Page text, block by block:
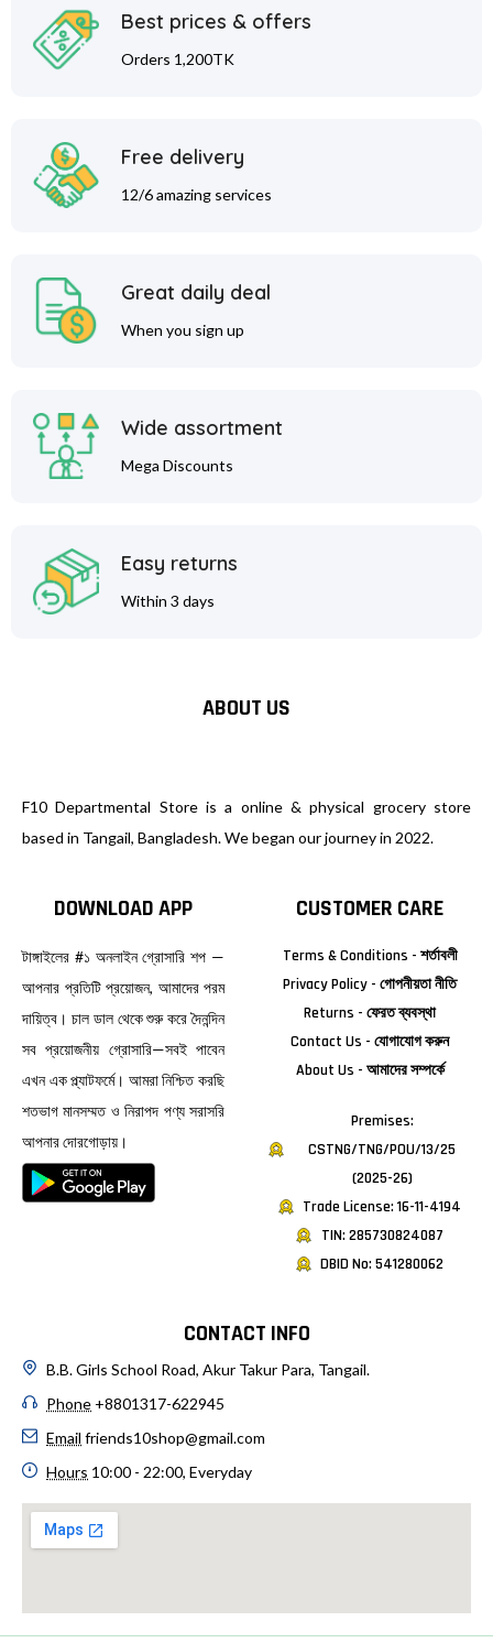
Best prices & offers
Orders 1,200TK
Free delivery
12/6 amazing services
Great daily deal
When you sign up
Wide assortment
Mega Discounts
Easy returns
Within 3 days
ABOUT US
F10 Departmental Store is a online & physical grocery store
based in Tangail, Bangladesh. We began our journey in 2022.
DOWNLOAD APP
টাঙ্গাইলের #১ অনলাইন গ্রোসারি শপ —
আপনার প্রতিটি প্রয়োজন, আমাদের পরম
দায়িত্ব। চাল ডাল থেকে শুরু করে দৈনন্দিন
সব প্রয়োজনীয় গ্রোসারি—সবই পাবেন
এখন এক প্ল্যাটফর্মে। আমরা নিশ্চিত করছি
শতভাগ মানসম্মত ও নিরাপদ পণ্য সরাসরি
আপনার দোরগোড়ায়।
CUSTOMER CARE
Terms & Conditions - শর্তাবলী
Privacy Policy - গোপনীয়তা নীতি
Returns - ফেরত ব্যবস্থা
Contact Us - যোগাযোগ করুন
About Us - আমাদের সম্পর্কে
Premises:
CSTNG/TNG/POU/13/25
(2025-26)
Trade License: 16-11-4194
TIN: 285730824087
DBID No: 541280062
CONTACT INFO
B.B. Girls School Road, Akur Takur Para, Tangail.
Phone +8801317-622945
Email friends10shop@gmail.com
Hours 10:00 - 22:00, Everyday